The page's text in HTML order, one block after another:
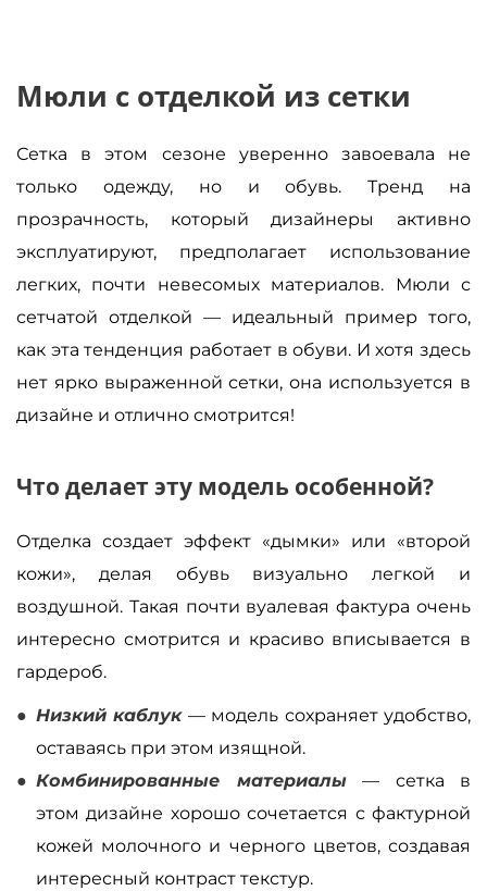
Мюли с отделкой из сетки
Сетка в этом сезоне уверенно завоевала не
только одежду, но и обувь. Тренд на
прозрачность, который дизайнеры активно
эксплуатируют, предполагает использование
легких, почти невесомых материалов. Мюли с
сетчатой отделкой — идеальный пример того,
как эта тенденция работает в обуви. И хотя здесь
нет ярко выраженной сетки, она используется в
дизайне и отлично смотрится!
Что делает эту модель особенной?
Отделка создает эффект «дымки» или «второй
кожи», делая обувь визуально легкой и
воздушной. Такая почти вуалевая фактура очень
интересно смотрится и красиво вписывается в
гардероб.
Низкий каблук— модель сохраняет удобство,
оставаясь при этом изящной.
Комбинированные материалы— сетка в
этом дизайне хорошо сочетается с фактурной
кожей молочного и черного цветов, создавая
интересный контраст текстур.